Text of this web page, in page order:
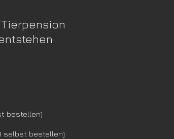
bestellen)
selbst bestellen)